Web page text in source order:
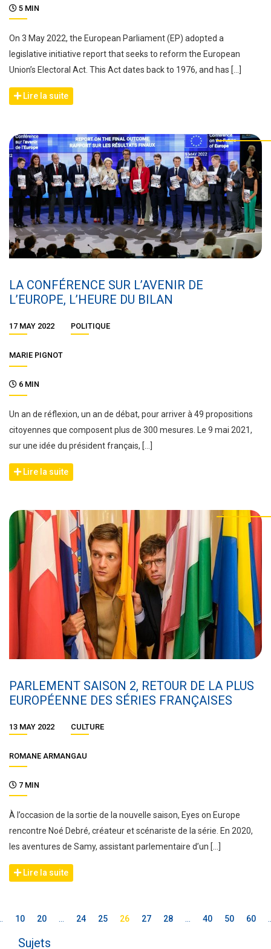
5 MIN
On 3 May 2022, the European Parliament (EP) adopted a
legislative initiative report that seeks to reform the European
Union’s Electoral Act. This Act dates back to 1976, and has […]
Lire la suite
LA CONFÉRENCE SUR L’AVENIR DE
L’EUROPE, L’HEURE DU BILAN
17 MAY 2022 POLITIQUE
MARIE PIGNOT
6 MIN
Un an de réflexion, un an de débat, pour arriver à 49 propositions
citoyennes que composent plus de 300 mesures. Le 9 mai 2021,
sur une idée du président français, […]
Lire la suite
PARLEMENT SAISON 2, RETOUR DE LA PLUS
EUROPÉENNE DES SÉRIES FRANÇAISES
13 MAY 2022 CULTURE
ROMANE ARMANGAU
7 MIN
À l’occasion de la sortie de la nouvelle saison, Eyes on Europe
rencontre Noé Debré, créateur et scénariste de la série. En 2020,
les aventures de Samy, assistant parlementaire d’un […]
Lire la suite
10 20 24 25 26 27 28 40 50 60
Sujets